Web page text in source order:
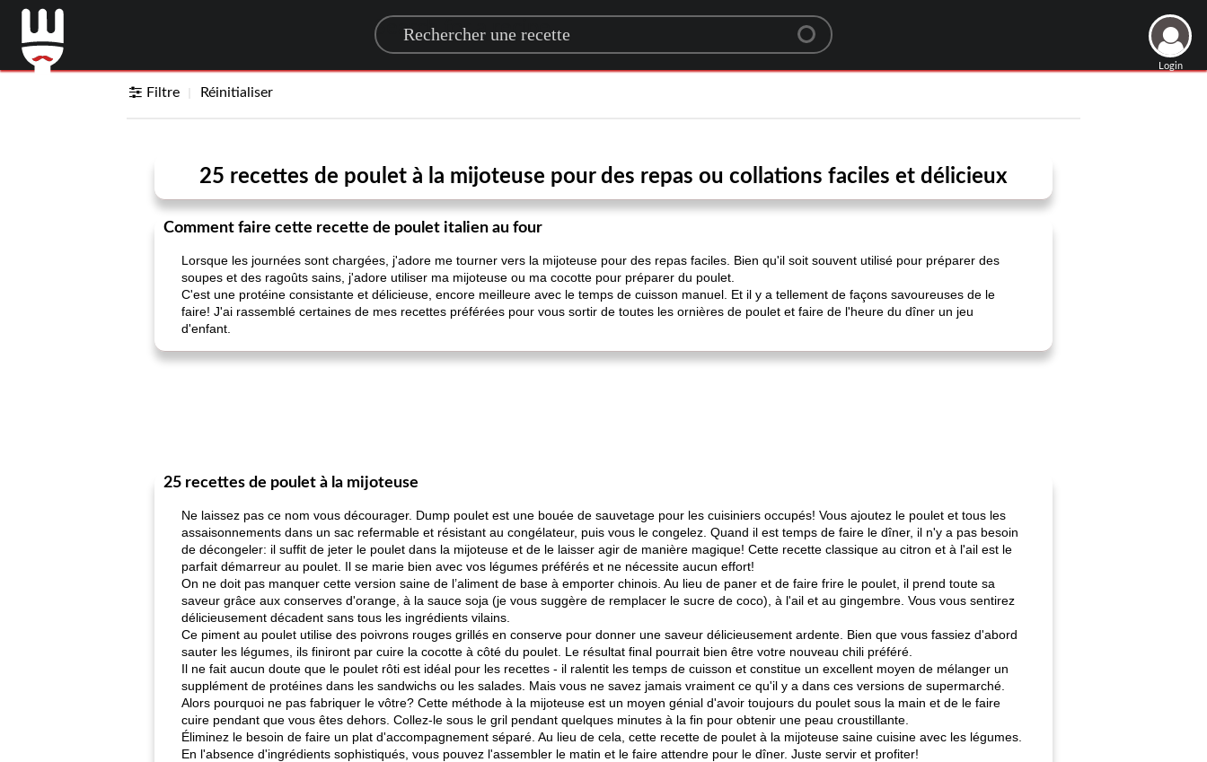
Search for a recipe
Login
Filtre Réinitialiser
25 recettes de poulet à la mijoteuse pour des repas ou collations faciles et délicieux
Comment faire cette recette de poulet italien au four
Lorsque les journées sont chargées, j'adore me tourner vers la mijoteuse pour des repas faciles. Bien qu'il soit souvent utilisé pour préparer des
soupes et des ragoûts sains, j'adore utiliser ma mijoteuse ou ma cocotte pour préparer du poulet.
C'est une protéine consistante et délicieuse, encore meilleure avec le temps de cuisson manuel. Et il y a tellement de façons savoureuses de le
faire! J'ai rassemblé certaines de mes recettes préférées pour vous sortir de toutes les ornières de poulet et faire de l'heure du dîner un jeu
d'enfant.
25 recettes de poulet à la mijoteuse
Ne laissez pas ce nom vous décourager. Dump poulet est une bouée de sauvetage pour les cuisiniers occupés! Vous ajoutez le poulet et tous les
assaisonnements dans un sac refermable et résistant au congélateur, puis vous le congelez. Quand il est temps de faire le dîner, il n'y a pas besoin
de décongeler: il suffit de jeter le poulet dans la mijoteuse et de le laisser agir de manière magique! Cette recette classique au citron et à l'ail est le
parfait démarreur au poulet. Il se marie bien avec vos légumes préférés et ne nécessite aucun effort!
On ne doit pas manquer cette version saine de l’aliment de base à emporter chinois. Au lieu de paner et de faire frire le poulet, il prend toute sa
saveur grâce aux conserves d'orange, à la sauce soja (je vous suggère de remplacer le sucre de coco), à l'ail et au gingembre. Vous vous sentirez
délicieusement décadent sans tous les ingrédients vilains.
Ce piment au poulet utilise des poivrons rouges grillés en conserve pour donner une saveur délicieusement ardente. Bien que vous fassiez d'abord
sauter les légumes, ils finiront par cuire la cocotte à côté du poulet. Le résultat final pourrait bien être votre nouveau chili préféré.
Il ne fait aucun doute que le poulet rôti est idéal pour les recettes - il ralentit les temps de cuisson et constitue un excellent moyen de mélanger un
supplément de protéines dans les sandwichs ou les salades. Mais vous ne savez jamais vraiment ce qu'il y a dans ces versions de supermarché.
Alors pourquoi ne pas fabriquer le vôtre? Cette méthode à la mijoteuse est un moyen génial d'avoir toujours du poulet sous la main et de le faire
cuire pendant que vous êtes dehors. Collez-le sous le gril pendant quelques minutes à la fin pour obtenir une peau croustillante.
Éliminez le besoin de faire un plat d'accompagnement séparé. Au lieu de cela, cette recette de poulet à la mijoteuse saine cuisine avec les légumes.
En l'absence d'ingrédients sophistiqués, vous pouvez l'assembler le matin et le faire attendre pour le dîner. Juste servir et profiter!